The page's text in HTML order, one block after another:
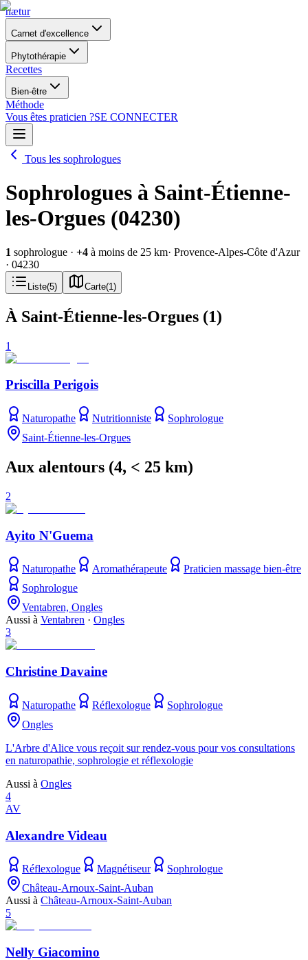
nætur
Carnet d'excellence
Phytothérapie
Recettes
Bien-être
Méthode
Vous êtes praticien ?SE CONNECTER
Tous les sophrologues
Sophrologues à Saint-Étienne-
les-Orgues (04230)
1 sophrologue · +4 à moins de 25 km· Provence-Alpes-Côte d'Azur
· 04230
Liste(5) Carte(1 )
À Saint-Étienne-les-Orgues (1)
1
Priscilla Perigois
Naturopathe Nutritionniste
Sophrologue
Saint-Étienne-les-Orgues
Aux alentours (4, < 25 km)
2
Ayito N'Guema
Naturopathe Aromathérapeute
Praticien massage bien-être
Sophrologue
Ventabren, Ongles
Aussi à Ventabren · Ongles
3
Christine Davaine
Naturopathe Réflexologue
Sophrologue
Ongles
L'Arbre d'Alice vous reçoit sur rendez-vous pour vos consultations
en naturopathie, sophrologie et réflexologie
Aussi à Ongles
4
AV
Alexandre Videau
Réflexologue Magnétiseur
Sophrologue
Château-Arnoux-Saint-Auban
Aussi à Château-Arnoux-Saint-Auban
5
Nelly Giacomino